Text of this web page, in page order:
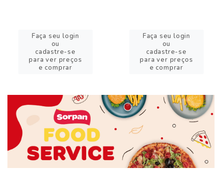
Faça seu login
ou
cadastre-se
para ver preços
e comprar
Faça seu login
ou
cadastre-se
para ver preços
e comprar